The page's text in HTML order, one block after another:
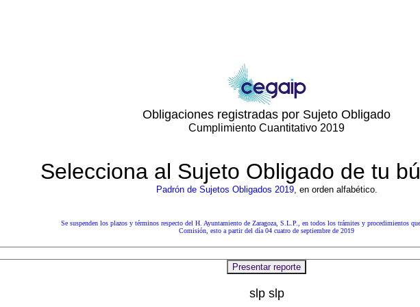
Obligaciones registradas por Sujeto Obligado
Cumplimiento Cuantitativo 2019
Selecciona al Sujeto Obligado de tu
Padrón de Sujetos Obligados 2019, en orden alfabético.
Se suspenden los plazos y términos respecto del H. Ayuntamiento de Zaragoza, S.L.P.
, en todos los trámites y procedimientos
Comisión, esto a partir del día 04 cuatro de septiembre de 2019
slp slp